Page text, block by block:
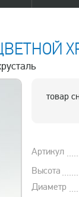
товар
Артикул
Высота
Диаметр